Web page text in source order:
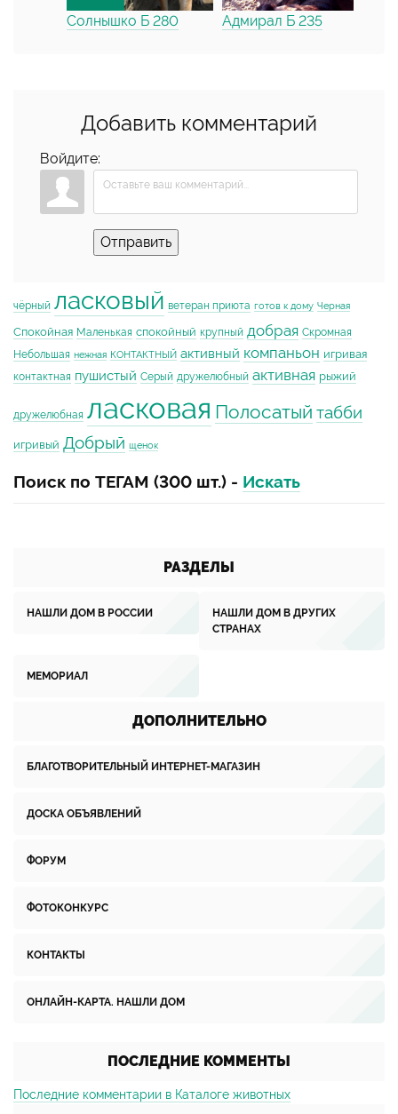
Солнышко Б 280 Адмирал Б 235
Добавить комментарий
Войдите:
Отправить
чёрный ласковый ветеран приюта готов к дому Черная
Спокойная Маленькая спокойный крупный добрая Скромная
Небольшая нежная КОНТАКТНЫЙ активный компаньон игривая
контактная пушистый Серый дружелюбный активная рыжий
дружелюбная ласковая Полосатый табби
игривый Добрый щенок
Поиск по ТЕГАМ (300 шт.) - Искать
РАЗДЕЛЫ
НАШЛИ ДОМ В РОССИИ
НАШЛИ ДОМ В ДРУГИХ
СТРАНАХ
МЕМОРИАЛ
ДОПОЛНИТЕЛЬНО
БЛАГОТВОРИТЕЛЬНЫЙ ИНТЕРНЕТ-МАГАЗИН
ДОСКА ОБЪЯВЛЕНИЙ
ФОРУМ
ФОТОКОНКУРС
КОНТАКТЫ
ОНЛАЙН-КАРТА. НАШЛИ ДОМ
ПОСЛЕДНИЕ КОММЕНТЫ
Последние комментарии в Каталоге животных